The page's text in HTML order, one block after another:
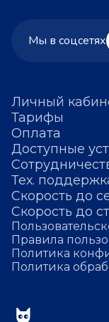
Личный
Тарифы
Оплата
Доступные
Тех.
Скорость до
Скорость до
Правила
Политика
Политика
Мы в соцсетях